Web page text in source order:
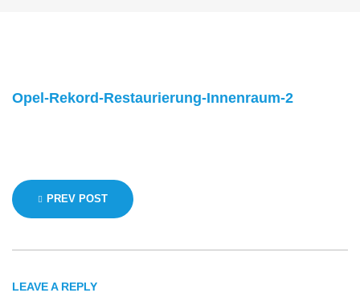
Opel-Rekord-Restaurierung-Innenraum-2
Beitragsnavigation
PREV POST
LEAVE A REPLY